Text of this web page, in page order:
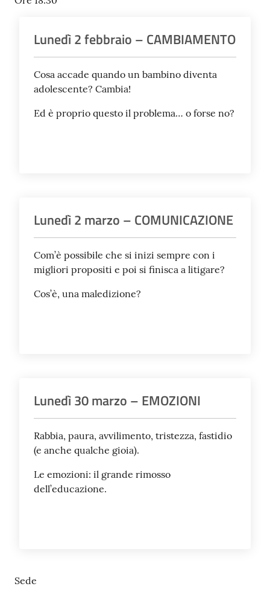
Seguici
Lunedì 2 febbraio – CAMBIAMENTO
Cosa accade quando un bambino diventa
adolescente? Cambia!
Ed è proprio questo il problema… o forse no?
Lunedì 2 marzo – COMUNICAZIONE
Com’è possibile che si inizi sempre con i
migliori propositi e poi si finisca a litigare?
Cos’è, una maledizione?
Lunedì 30 marzo – EMOZIONI
Rabbia, paura, avvilimento, tristezza, fastidio
(e anche qualche gioia).
Le emozioni: il grande rimosso
dell’educazione.
Sede